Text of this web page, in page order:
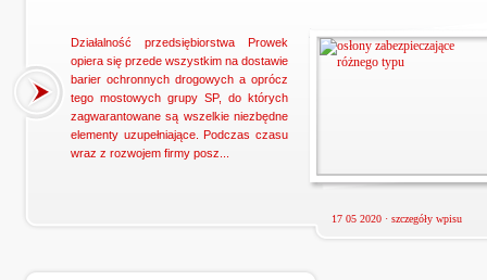
Działalność przedsiębiorstwa Prowek
opiera się przede wszystkim na dostawie
barier ochronnych drogowych a oprócz
tego mostowych grupy SP, do których
zagwarantowane są wszelkie niezbędne
elementy uzupełniające. Podczas czasu
wraz z rozwojem firmy posz...
17 05 2020 · szczegóły wpisu